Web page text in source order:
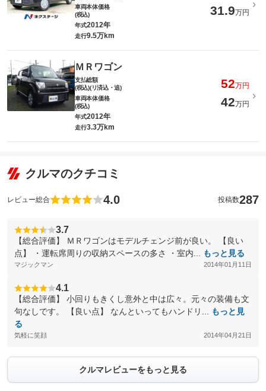
車両本体価格
(税込)
31.9万円
年式2012年
走行9.5万km
ＭＲワゴン
支払総額
(税込)(リ済込・追)
52万円
車両本体価格
(税込)
42万円
年式2012年
走行3.3万km
クルマのクチコミ
レビュー総合 4.0 投稿数287
3.7
【総合評価】 ＭＲワゴンはモデルチェンジ前が良い。 【良い
点】 ・運転席周りの収納スペースの多さ ・室内...
もっと見る
マジックマン 2014年01月11日
4.1
【総合評価】 小回りもきくし意外と中は広々。元々の装備も文
句なしです。 【良い点】 なんといってもハンドリ...
もっと見
る
気軽に笑顔 2014年04月21日
クルマレビューをもっと見る